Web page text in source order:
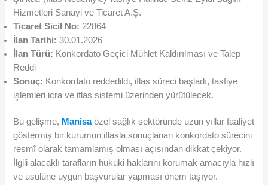
Hizmetleri Sanayi ve Ticaret A.Ş.
Ticaret Sicil No: 22864
İlan Tarihi: 30.01.2026
İlan Türü: Konkordato Geçici Mühlet Kaldırılması ve Talep
Reddi
Sonuç: Konkordato reddedildi, iflas süreci başladı, tasfiye
işlemleri icra ve iflas sistemi üzerinden yürütülecek.
Bu gelişme, Manisaözel sağlık sektöründe uzun yıllar faaliyet
göstermiş bir kurumun iflasla sonuçlanan konkordato sürecini
resmî olarak tamamlamış olması açısından dikkat çekiyor.
İlgili alacaklı tarafların hukuki haklarını korumak amacıyla hızlı
ve usulüne uygun başvurular yapması önem taşıyor.